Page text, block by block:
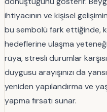
ihtiyacının ve kişisel
bu sembolü fark ettiğinde,
hedeflerine ulaşma
rüya, stresli durumlar
duygusu arayışınızı da
yeniden yapılandırma ve
yapma fırsatı sunar.